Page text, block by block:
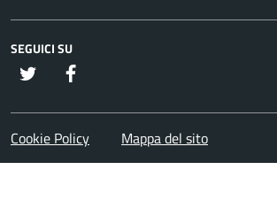
SEGUICI SU
twitter
Cookie Policy Mappa del sito